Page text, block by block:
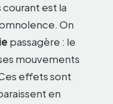
est la
On
passagère : le
mouvements
effets sont
en